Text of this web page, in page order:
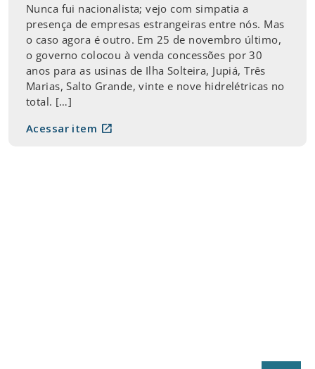
Nunca fui nacionalista; vejo com simpatia a
presença de empresas estrangeiras entre nós. Mas
o caso agora é outro. Em 25 de novembro último,
o governo colocou à venda concessões por 30
anos para as usinas de Ilha Solteira, Jupiá, Três
Marias, Salto Grande, vinte e nove hidrelétricas no
total. […]
Acessar item open_in_new